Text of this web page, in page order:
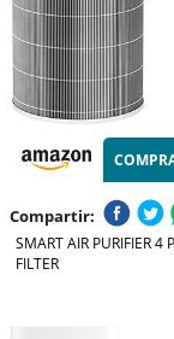
Compartir:
SMART AIR PURIFIER 4
FILTER